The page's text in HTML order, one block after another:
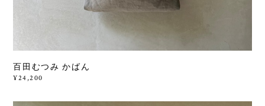
百田むつみ かばん
¥24,200